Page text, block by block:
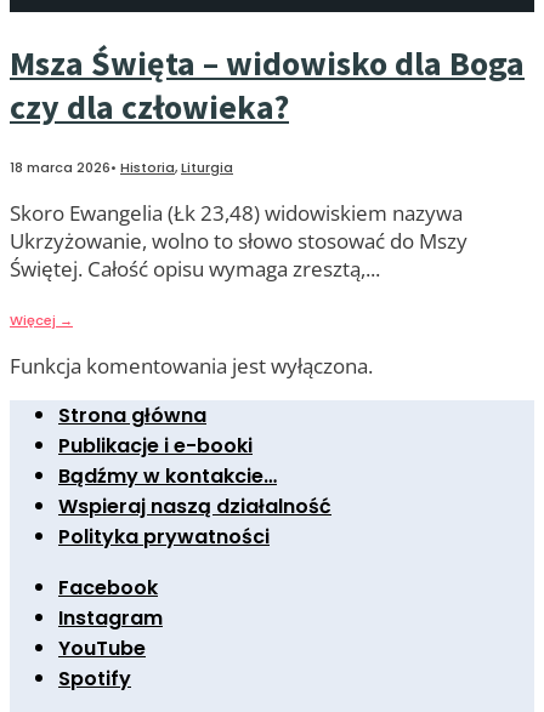
Msza Święta – widowisko dla Boga
czy dla człowieka?
18 marca 2026• Historia,Liturgia
Skoro Ewangelia (Łk 23,48) widowiskiem nazywa
Ukrzyżowanie, wolno to słowo stosować do Mszy
Świętej. Całość opisu wymaga zresztą,...
Więcej →
Funkcja komentowania jest wyłączona.
Strona główna
Publikacje i e-booki
Bądźmy w kontakcie…
Wspieraj naszą działalność
Polityka prywatności
Facebook
Instagram
YouTube
Spotify